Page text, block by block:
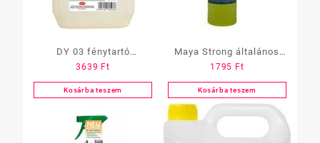
DY 03 fénytartó
tisztítószer, 5 L
3639 Ft
Kosárba teszem
Maya Strong általános
tisztítószer
koncentrátum 1 l
1795 Ft
Kosárba teszem